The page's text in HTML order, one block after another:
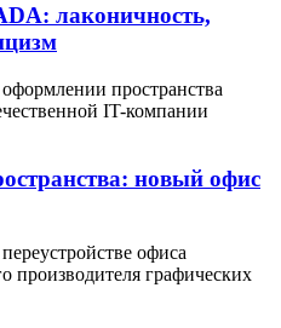
лаконичность,
пространства
IT-компании
новый офис
офиса
графических